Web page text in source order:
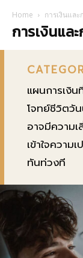
Home การเงินแล
การเงินแล
แผนการเงิ
โจทย์ชีวิตวั
อาจมีความ
เข้าใจความ
ทันท่วงที